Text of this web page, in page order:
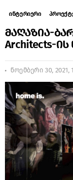
ინტერიერი
მაღაზია-
Architects-
ნოემბერი 30, 2021,